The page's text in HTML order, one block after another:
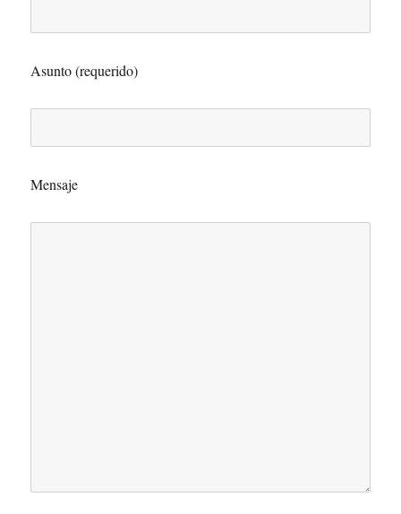
Asunto (requerido)
Mensaje